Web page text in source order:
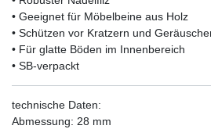
• Geeignet für Möbelbeine aus Holz
• Schützen vor Kratzern und
• Für glatte Böden im Innenbereich
• SB-verpackt
technische Daten:
Abmessung: 28 mm